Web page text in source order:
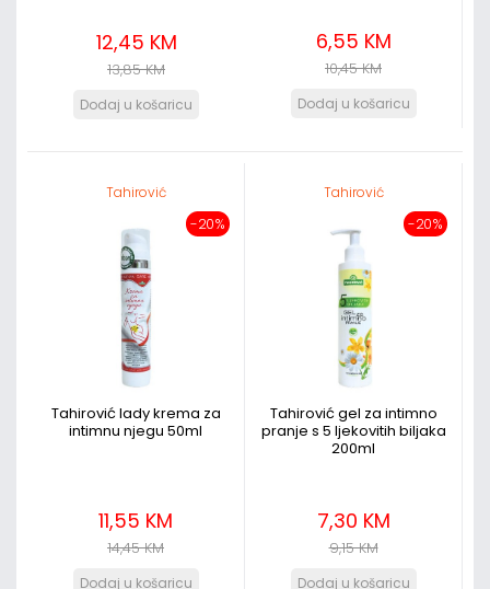
12,45 KM
13,85 KM
6,55 KM
10,45 KM
Tahirović
-20%
Tahirović lady krema za
intimnu njegu 50ml
11,55 KM
14,45 KM
Tahirović
-20%
Tahirović gel za intimno
pranje s 5 ljekovitih biljaka
200ml
7,30 KM
9,15 KM